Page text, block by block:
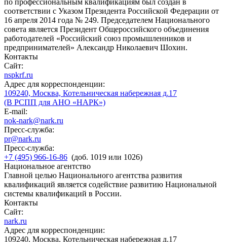
по профессиональным квалификациям был создан в
соответствии с Указом Президента Российской Федерации от
16 апреля 2014 года № 249. Председателем Национального
совета является Президент Общероссийского объединения
работодателей «Российский союз промышленников и
предпринимателей» Александр Николаевич Шохин.
Контакты
Сайт:
nspkrf.ru
Адрес для корреспонденции:
109240, Москва, Котельническая набережная д.17
(В РСПП для АНО «НАРК»)
E-mail:
nok-nark@nark.ru
Пресс-служба:
pr@nark.ru
Пресс-служба:
+7 (495) 966-16-86 (доб. 1019 или 1026)
Национальное агентство
Главной целью Национального агентства развития
квалификаций является содействие развитию Национальной
системы квалификаций в России.
Контакты
Сайт:
nark.ru
Адрес для корреспонденции:
109240, Москва, Котельническая набережная д.17